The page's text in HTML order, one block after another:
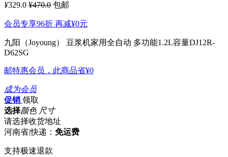
¥329.0 ¥470.0 包邮
会员专享96折 再减¥0元
九阳（Joyoung） 豆浆机家用全自动 多功能1.2L容量DJ12R-
D62SG
邮特惠会员，此商品省¥0
成为会员
促销 领取
选择颜色 尺寸
请选择收货地址
河南省|快递： 免运费
支持极速退款